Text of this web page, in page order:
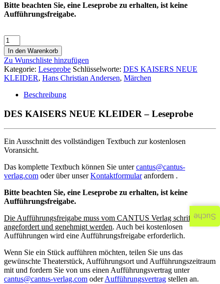
Bitte beachten Sie, eine Leseprobe zu erhalten, ist keine
Aufführungsfreigabe.
In den Warenkorb
Zu Wunschliste hinzufügen
Kategorie: Leseprobe Schlüsselworte: DES KAISERS NEUE
KLEIDER, Hans Christian Andersen, Märchen
Beschreibung
DES KAISERS NEUE KLEIDER – Leseprobe
Ein Ausschnitt des vollständigen Textbuch zur kostenlosen
Voransicht.
Das komplette Textbuch können Sie untercantus@cantus-
verlag.com oder über unserKontaktformularanfordern .
Bitte beachten Sie, eine Leseprobe zu erhalten, ist keine
Aufführungsfreigabe.
Die Aufführungsfreigabe muss vom CANTUS Verlag schriftlich
angefordert und genehmigt werden. Auch bei kostenlosen
Aufführungen wird eine Aufführungsfreigabe erforderlich.
Wenn Sie ein Stück aufführen möchten, teilen Sie uns das
gewünschte Theaterstück, Aufführungsort und Aufführungszeitraum
mit und fordern Sie von uns einen Aufführungsvertrag unter
cantus@cantus-verlag.com oderAufführungsvertrag stellen an.
Suche